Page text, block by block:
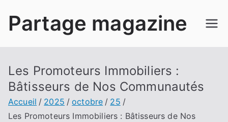
Partage magazine
Les Promoteurs Immobiliers :
Bâtisseurs de Nos Communautés
Accueil 2025 octobre
25
Les Promoteurs Immobiliers : Bâtisseurs de Nos